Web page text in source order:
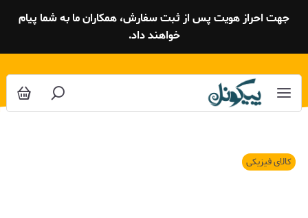
جهت احراز هویت پس از ثبت سفارش، همکاران ما به شما پیام
خواهند داد.
کالای فیزیکی